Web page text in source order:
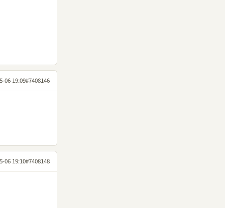
06 19:09#7408146
06 19:10#7408148